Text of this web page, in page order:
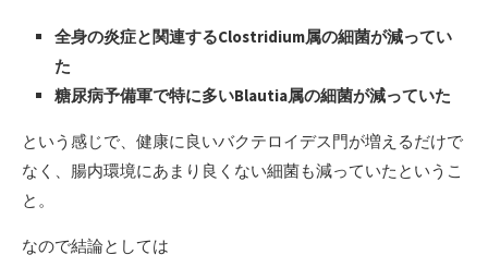
全身の炎症と関連するClostridium属の細菌が減ってい
た
糖尿病予備軍で特に多いBlautia属の細菌が減っていた
という感じで、健康に良いバクテロイデス門が増えるだけで
なく、腸内環境にあまり良くない細菌も減っていたというこ
と。
なので結論としては